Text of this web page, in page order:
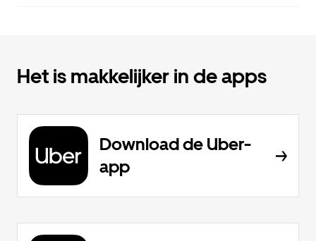
Het is makkelijker in de apps
Download de Uber-
app